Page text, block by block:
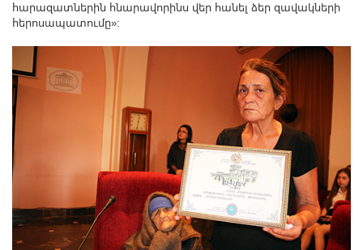
հարազատներին հնարավորինս վեր հանել ձեր զավակների
հերոսապատումը»: